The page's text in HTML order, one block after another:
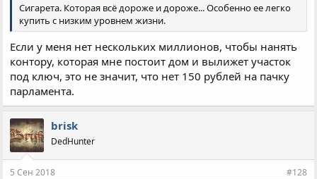
Сигарета. Которая всё дороже и дороже... Особенно ее легко
купить с низким уровнем жизни.
Если у меня нет нескольких миллионов, чтобы нанять
контору, которая мне постоит дом и вылижет участок
под ключ, это не значит, что нет 150 рублей на пачку
парламента.
brisk
DedHunter
5 Сен 2018 #128